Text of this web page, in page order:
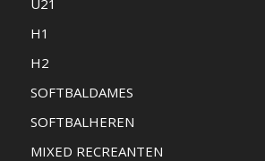
H1
H2
SOFTBALDAMES
SOFTBALHEREN
MIXED RECREANTEN